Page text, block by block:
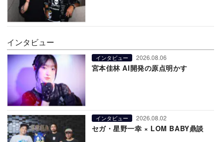
インタビュー
インタビュー 2026.08.06
宮本佳林 AI開発の原点明かす
インタビュー 2026.08.02
セガ・星野一幸 × LOM BABY鼎談